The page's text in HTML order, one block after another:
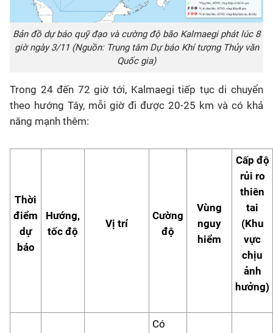
Bản đồ dự báo quỹ đạo và cường độ bão Kalmaegi phát lúc 8
giờ ngày 3/11 (Nguồn: Trung tâm Dự báo Khí tượng Thủy văn
Quốc gia)
Trong 24 đến 72 giờ tới, Kalmaegi tiếp tục di chuyển
theo hướng Tây, mỗi giờ đi được 20-25 km và có khả
năng mạnh thêm:
Thời
điểm
dự
báo
Hướng,
tốc độ
Vị trí
Cường
độ
Vùng
nguy
hiểm
Cấp độ
rủi ro
thiên
tai
(Khu
vực
chịu
ảnh
hưởng)
Có